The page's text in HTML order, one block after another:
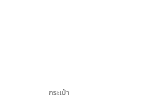
กระเป๋า